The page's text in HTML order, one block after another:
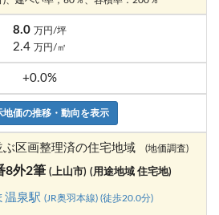
8.0 万円/坪
2.4 万円/㎡
+0.0%
地価の推移・動向を表示
ぶ区画整理済の住宅地域 (地価調査)
8外2筆 (上山市) (用途地域 住宅地)
温泉駅 (JR奥羽本線) (徒歩20.0分)